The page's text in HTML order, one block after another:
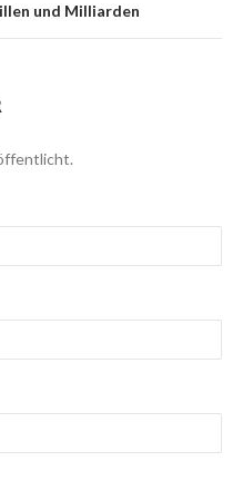
und Milliarden